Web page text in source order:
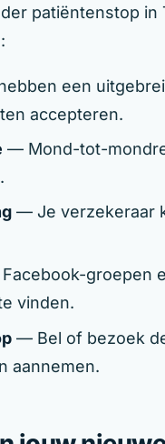
patiëntenstop
een
accepteren.
— Mond-tot-
— Je verzekeraar
groepen
vinden.
— Bel of bezoek
aannemen.